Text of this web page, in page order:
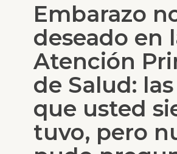
Embarazo
deseado en
Atención
de Salud:
que usted
tuvo, pero